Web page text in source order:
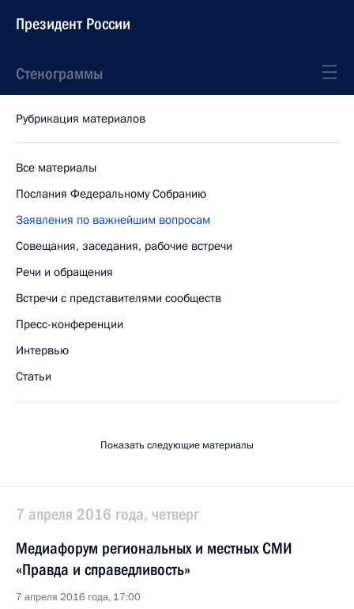
Президент России
Стенограммы
Рубрикация материалов
Все материалы
Послания Федеральному Собранию
Заявления по важнейшим вопросам
Совещания, заседания, рабочие встречи
Речи и обращения
Встречи с представителями сообществ
Пресс-конференции
Интервью
Статьи
Показать следующие материалы
7 апреля 2016 года, четверг
Медиафорум региональных и местных СМИ
«Правда и справедливость»
7 апреля 2016 года, 17:00